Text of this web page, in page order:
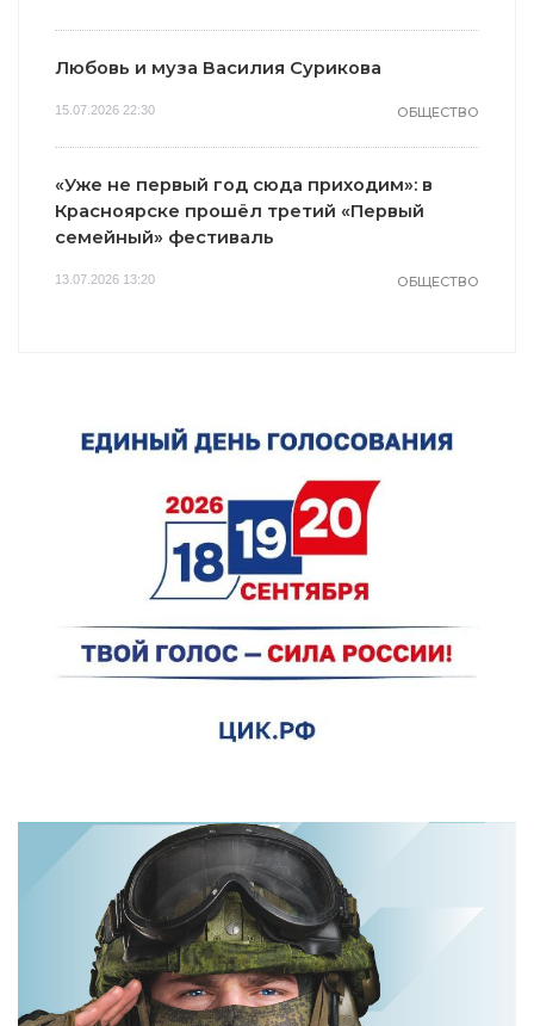
Любовь и муза Василия Сурикова
15.07.2026 22:30 ОБЩЕСТВО
«Уже не первый год сюда приходим»: в
Красноярске прошёл третий «Первый
семейный» фестиваль
13.07.2026 13:20 ОБЩЕСТВО